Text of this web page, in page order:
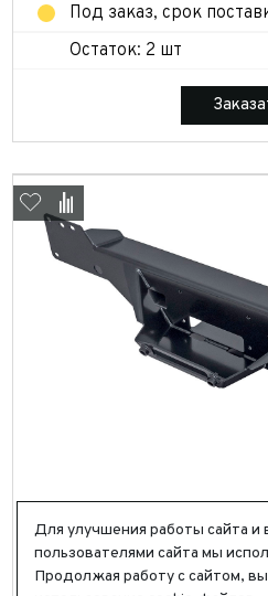
Под заказ, срок
Остаток: 2 шт
ПЛОЩАДКА РИФ
ШТАТНЫЙ БАМПЕР
Для улучшения работы сайта и
пользователями сайта мы
Продолжая работу с сайтом,